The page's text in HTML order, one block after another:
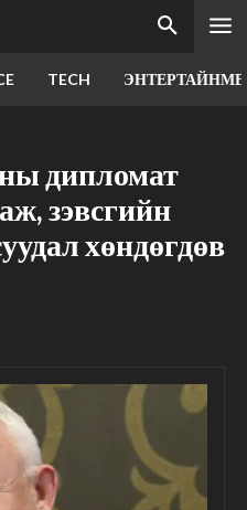
TECH
дипломат
зэвсгийн
хөндөгдөв